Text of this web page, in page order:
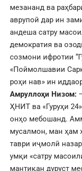
мезананд ва
аврупоӣ дар ин
андеша сатру
демократия ва
созмони ифротии
«Поймолшавии
роҳи нав» ин
Амруллоҳи Низом:
ҲНИТ ва «Гуруҳи
онҳо мебошанд.
мусалмон, ман ҳам
таври иҷмолӣ
умқи «сатру
мантиқан дуруст